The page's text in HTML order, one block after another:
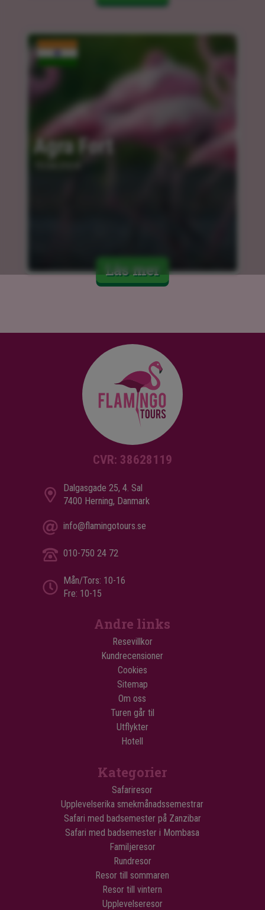
Agra Fort
Läs mer
CVR: 38628119
Dalgasgade 25, 4. Sal
7400 Herning, Danmark
info@flamingotours.se
010-750 24 72
Mån/Tors: 10-16
Fre: 10-15
Andre links
Resevillkor
Kundrecensioner
Cookies
Sitemap
Om oss
Turen går til
Utflykter
Hotell
Kategorier
Safariresor
Upplevelserika smekmånadssemestrar
Safari med badsemester på Zanzibar
Safari med badsemester i Mombasa
Familjeresor
Rundresor
Resor till sommaren
Resor till vintern
Upplevelseresor